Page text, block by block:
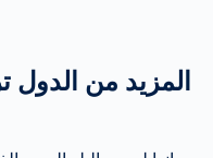
المزيد من